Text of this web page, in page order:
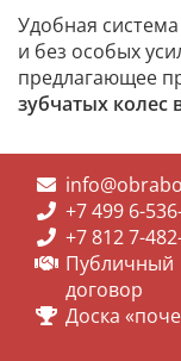
Удобная
и без особых
предлагающее
зубчатых колес
+7 499 6-
+7 812 7-
Публичный
договор
Доска